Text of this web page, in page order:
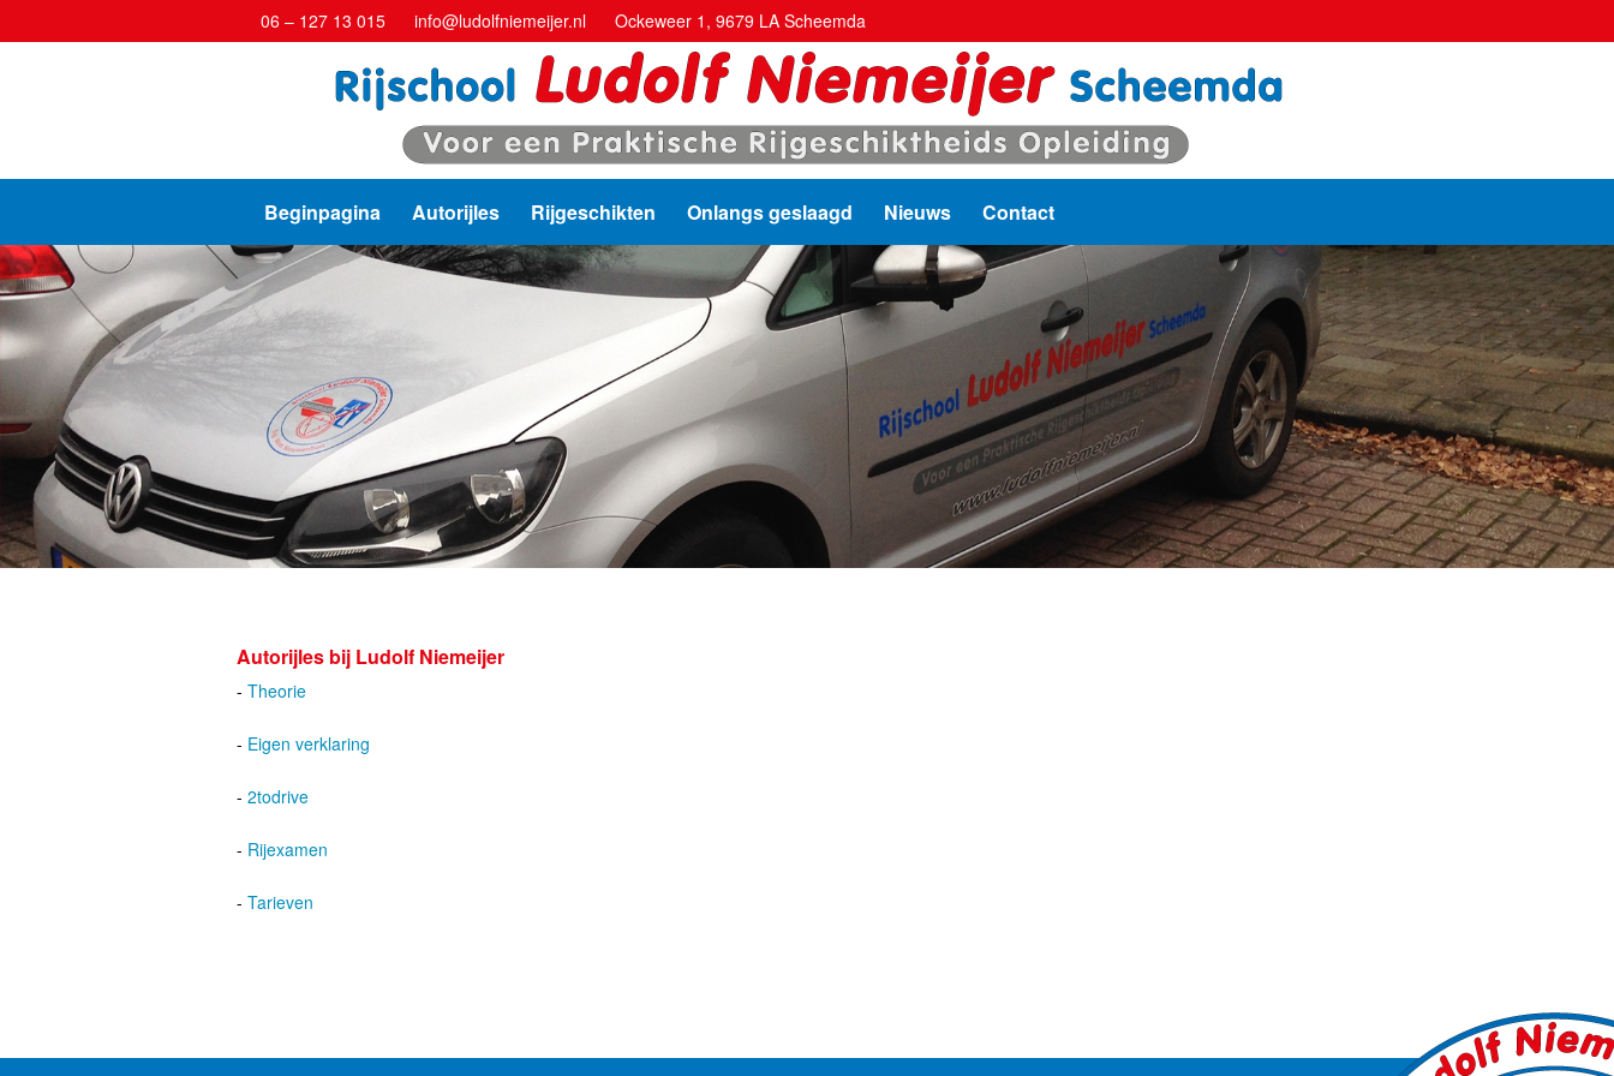
06 – 127 13 015 info@ludolfniemeijer.nl Ockeweer 1, 9679 LA Scheemda
Beginpagina Autorijles Rijgeschikten Onlangs geslaagd Nieuws Contact
Autorijles bij Ludolf Niemeijer
- Theorie
- Eigen verklaring
- 2todrive
- Rijexamen
- Tarieven